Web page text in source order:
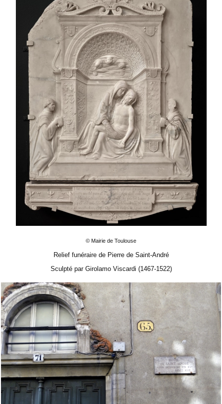
© Mairie de Toulouse
Relief funéraire de Pierre de Saint-André
Sculpté par Girolamo Viscardi (1467-1522)